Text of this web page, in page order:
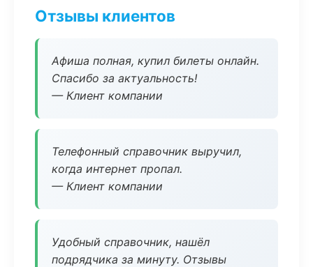
Отзывы клиентов
Афиша полная, купил билеты онлайн.
Спасибо за актуальность!
— Клиент компании
Телефонный справочник выручил,
когда интернет пропал.
— Клиент компании
Удобный справочник, нашёл
подрядчика за минуту. Отзывы